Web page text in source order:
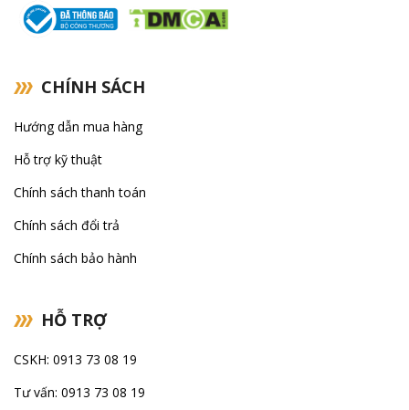
CHÍNH SÁCH
Hướng dẫn mua hàng
Hỗ trợ kỹ thuật
Chính sách thanh toán
Chính sách đổi trả
Chính sách bảo hành
HỖ TRỢ
CSKH: 0913 73 08 19
Tư vấn: 0913 73 08 19